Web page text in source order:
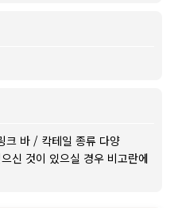
크 바 / 칵테일 종류 다양
신 것이 있으실 경우 비고란에